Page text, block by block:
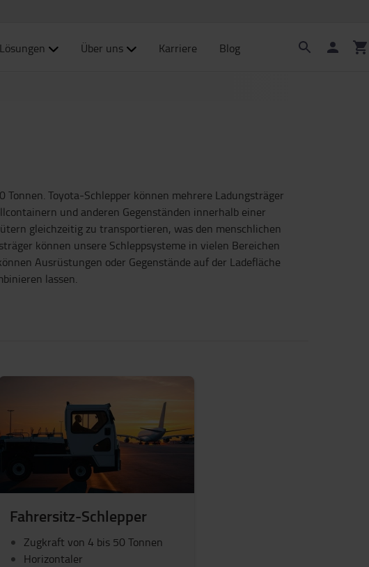
Lösungen Über uns Karriere Blog
Toyota-Schlepper können mehrere Ladungsträger
und anderen Gegenständen innerhalb einer
gleichzeitig zu transportieren, was den menschlichen
können unsere Schleppsysteme in vielen Bereichen
Ausrüstungen oder Gegenstände auf der Ladefläche
lassen.
Fahrersitz-Schlepper
Zugkraft von 4 bis 50 Tonnen
Horizontaler